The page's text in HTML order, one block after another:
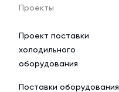
Проекты
Проект поставки
холодильного
оборудования
Поставки оборудования,